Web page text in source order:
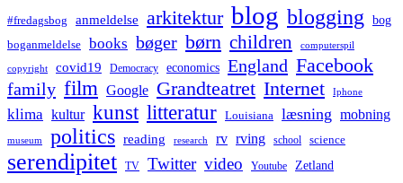
#fredagsbog anmeldelse arkitektur blog blogging bog
boganmeldelse books bøger børn children computerspil
copyright covid19 Democracy economics England Facebook
family film Google Grandteatret Internet Iphone
klima kultur kunst litteratur Louisiana læsning mobning
museum politics reading research rv rving school science
serendipitet TV Twitter video Youtube Zetland